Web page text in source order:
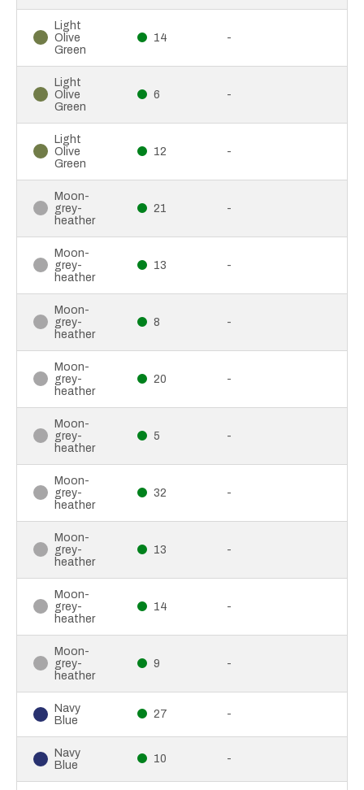
Light
Olive
Green
14 -
Light
Olive
Green
6 -
Light
Olive
Green
12 -
Moon-
grey-
heather
21 -
Moon-
grey-
heather
13 -
Moon-
grey-
heather
8 -
Moon-
grey-
heather
20 -
Moon-
grey-
heather
5 -
Moon-
grey-
heather
32 -
Moon-
grey-
heather
13 -
Moon-
grey-
heather
14 -
Moon-
grey-
heather
9 -
Navy
Blue
27 -
Navy
Blue
10 -